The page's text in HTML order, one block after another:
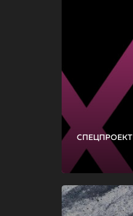
СПЕЦПРОЕКТ